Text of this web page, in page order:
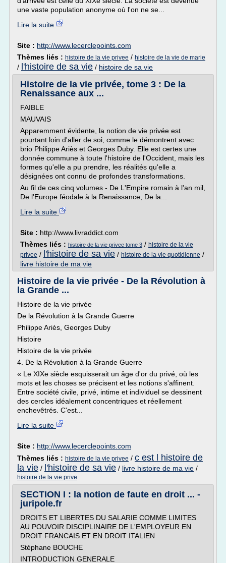
une vaste population anonyme où l'on ne se...
Lire la suite
Site : http://www.lecerclepoints.com
Thèmes liés : histoire de la vie privee / histoire de la vie de marie
/ l'histoire de sa vie / histoire de sa vie
Histoire de la vie privée, tome 3 : De la
Renaissance aux ...
FAIBLE
MAUVAIS
Apparemment évidente, la notion de vie privée est
pourtant loin d'aller de soi, comme le démontrent avec
brio Philippe Ariès et Georges Duby. Elle est certes une
donnée commune à toute l'histoire de l'Occident, mais les
formes qu'elle a pu prendre, les réalités qu'elle a
désignées ont connu de profondes transformations.
Au fil de ces cinq volumes - De L'Empire romain à l'an mil,
De l'Europe féodale à la Renaissance, De la...
Lire la suite
Site : http://www.livraddict.com
Thèmes liés : histoire de la vie privee tome 3 / histoire de la vie
privee / l'histoire de sa vie / histoire de la vie quotidienne /
livre histoire de ma vie
Histoire de la vie privée - De la Révolution à
la Grande ...
Histoire de la vie privée
De la Révolution à la Grande Guerre
Philippe Ariès, Georges Duby
Histoire
Histoire de la vie privée
4. De la Révolution à la Grande Guerre
« Le XIXe siècle esquisserait un âge d'or du privé, où les
mots et les choses se précisent et les notions s'affinent.
Entre société civile, privé, intime et individuel se dessinent
des cercles idéalement concentriques et réellement
enchevêtrés. C'est...
Lire la suite
Site : http://www.lecerclepoints.com
Thèmes liés : histoire de la vie privee / c est l histoire de
la vie / l'histoire de sa vie / livre histoire de ma vie /
histoire de la vie prive
SECTION I : la notion de faute en droit ... -
juripole.fr
DROITS ET LIBERTES DU SALARIE COMME LIMITES
AU POUVOIR DISCIPLINAIRE DE L'EMPLOYEUR EN
DROIT FRANCAIS ET EN DROIT ITALIEN
Stéphane BOUCHE
INTRODUCTION GENERALE